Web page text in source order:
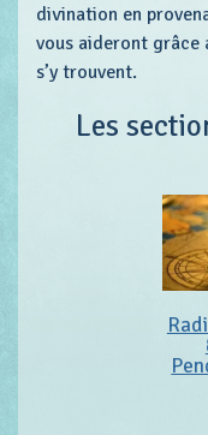
divination en
vous aideront grâce
s’y trouvent.
Les